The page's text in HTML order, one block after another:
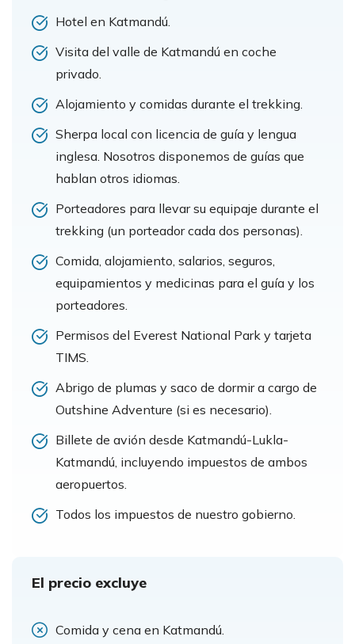
Hotel en Katmandú.
Visita del valle de Katmandú en coche
privado.
Alojamiento y comidas durante el trekking.
Sherpa local con licencia de guía y lengua
inglesa. Nosotros disponemos de guías que
hablan otros idiomas.
Porteadores para llevar su equipaje durante el
trekking (un porteador cada dos personas).
Comida, alojamiento, salarios, seguros,
equipamientos y medicinas para el guía y los
porteadores.
Permisos del Everest National Park y tarjeta
TIMS.
Abrigo de plumas y saco de dormir a cargo de
Outshine Adventure (si es necesario).
Billete de avión desde Katmandú-Lukla-
Katmandú, incluyendo impuestos de ambos
aeropuertos.
Todos los impuestos de nuestro gobierno.
El precio excluye
Comida y cena en Katmandú.